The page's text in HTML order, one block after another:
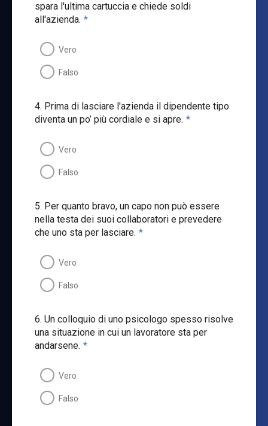
spara l'ultima cartuccia e chiede soldi
all'azienda. *
Vero
Falso
4. Prima di lasciare l'azienda il dipendente tipo
diventa un po’ più cordiale e si apre. *
Vero
Falso
5. Per quanto bravo, un capo non può essere
nella testa dei suoi collaboratori e prevedere
che uno sta per lasciare. *
Vero
Falso
6. Un colloquio di uno psicologo spesso risolve
una situazione in cui un lavoratore sta per
andarsene. *
Vero
Falso